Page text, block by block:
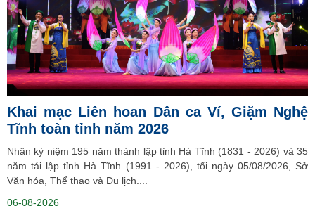
Khai mạc Liên hoan Dân ca Ví, Giặm Nghệ
Tĩnh toàn tỉnh năm 2026
Nhân kỷ niệm 195 năm thành lập tỉnh Hà Tĩnh (1831 - 2026) và 35
năm tái lập tỉnh Hà Tĩnh (1991 - 2026), tối ngày 05/08/2026, Sở
Văn hóa, Thể thao và Du lịch....
06-08-2026